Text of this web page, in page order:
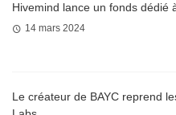
Hivemind lance un fonds dédié
14 mars 2024
Le créateur de BAYC reprend